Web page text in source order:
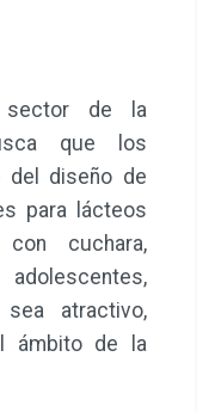
de la
que los
del diseño de
para lácteos
cuchara,
atractivo,
ámbito de la